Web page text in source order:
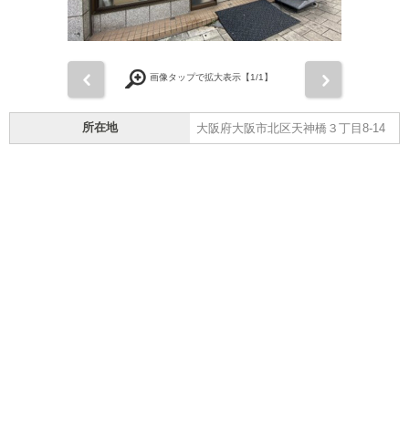
画像タップで拡大表示【1/1】
所在地 大阪府大阪市北区天神橋３丁目8-14